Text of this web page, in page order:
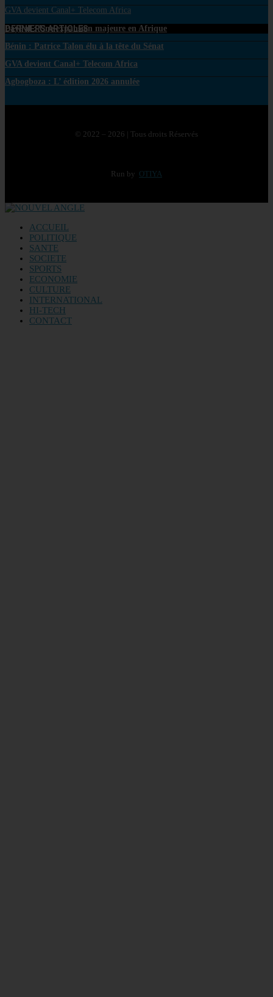
GVA devient Canal+ Telecom Africa
DERNIERS ARTICLES
PayPal : Une expansion majeure en Afrique
Bénin : Patrice Talon élu à la tête du Sénat
GVA devient Canal+ Telecom Africa
Agbogboza : L’ édition 2026 annulée
© 2022 – 2026 | Tous droits Réservés
Run by OTIYA
ACCUEIL
POLITIQUE
SANTE
SOCIETE
SPORTS
ECONOMIE
CULTURE
INTERNATIONAL
HI-TECH
CONTACT